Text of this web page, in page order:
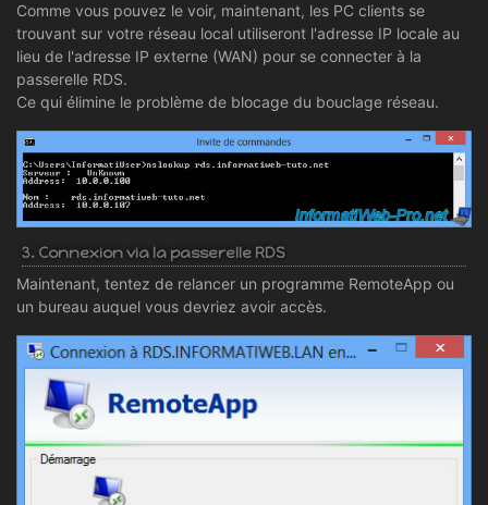
Comme vous pouvez le voir, maintenant, les PC clients se
trouvant sur votre réseau local utiliseront l'adresse IP locale au
lieu de l'adresse IP externe (WAN) pour se connecter à la
passerelle RDS.
Ce qui élimine le problème de blocage du bouclage réseau.
3. Connexion via la passerelle RDS
Maintenant, tentez de relancer un programme RemoteApp ou
un bureau auquel vous devriez avoir accès.